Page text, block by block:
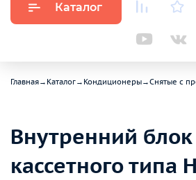
Каталог
Главная→ Каталог→ Кондиционеры→Снятые с
Внутренний блок
кассетного типа